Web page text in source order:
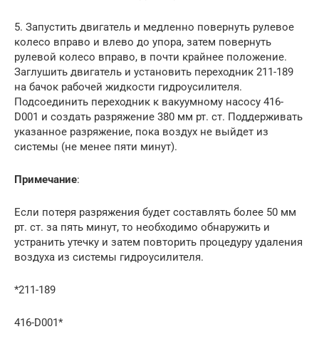
5. Запустить двигатель и медленно повернуть рулевое
колесо вправо и влево до упора, затем повернуть
рулевой колесо вправо, в почти крайнее положение.
Заглушить двигатель и установить переходник 211-189
на бачок рабочей жидкости гидроусилителя.
Подсоединить переходник к вакуумному насосу 416-
D001 и создать разряжение 380 мм рт. ст. Поддерживать
указанное разряжение, пока воздух не выйдет из
системы (не менее пяти минут).
Примечание:
Если потеря разряжения будет составлять более 50 мм
рт. ст. за пять минут, то необходимо обнаружить и
устранить утечку и затем повторить процедуру удаления
воздуха из системы гидроусилителя.
*211-189
416-D001*